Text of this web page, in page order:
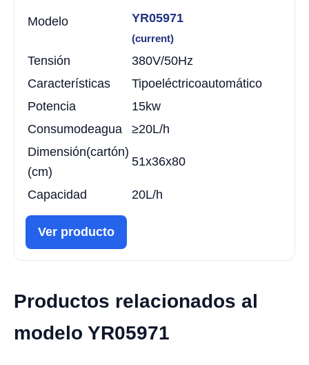
Modelo YR05971
(current)
Tensión
380V/50Hz
Características
Tipoeléctricoautomático
Potencia
15kw
Consumodeagua
≥20L/h
Dimensión(cartón)
(cm)
51x36x80
Capacidad 20L/h
Ver producto
Productos relacionados al
modelo YR05971